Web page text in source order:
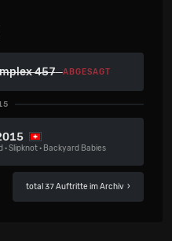
457 ABGESAGT
·Slipknot· Backyard Babies
total 37 Auftritte im Archiv ›